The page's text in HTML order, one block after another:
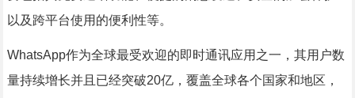
以及跨平台使用的便利性等。
WhatsApp作为全球最受欢迎的即时通讯应用之一，其用户数
量持续增长并且已经突破20亿，覆盖全球各个国家和地区，